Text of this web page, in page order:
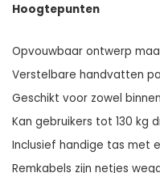
Hoogtepunten
Opvouwbaar ontwerp
Verstelbare handvatten
Geschikt voor zowel
Kan gebruikers tot 130 kg
Inclusief handige tas met
Remkabels zijn netjes